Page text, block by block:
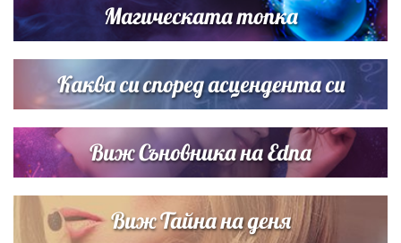
Списъкът е ясен: Джей Ло и Риана във ВИП гостите на
сватбата на Роналдо
Магическата топка
Каква си според асцендента си
Виж Съновника на Edna
Виж Тайна на деня